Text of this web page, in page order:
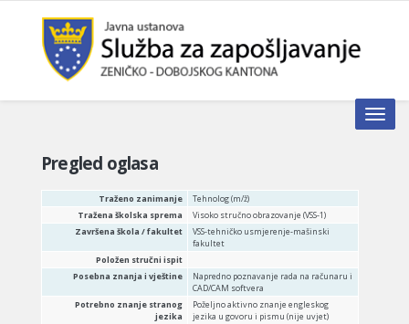
Toggle
Pregled oglasa
Traženo zanimanje
Tehnolog (m/ž)
Tražena školska sprema
Visoko stručno obrazovanje (VSS-1)
Završena škola / fakultet
VSS-tehničko usmjerenje-mašinski
fakultet
Položen stručni ispit
Posebna znanja i vještine
Napredno poznavanje rada na računaru i
CAD/CAM softvera
Potrebno znanje stranog
jezika
Poželjno aktivno znanje engleskog
jezika u govoru i pismu (nije uvjet)